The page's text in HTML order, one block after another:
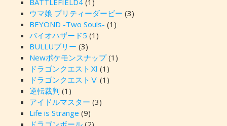
BATTLEFIELD4(1)
ウマ娘 プリティーダービー (3)
BEYOND -Two Souls- (1)
バイオハザード5 (1)
BULLUブリー (3)
Newポケモンスナップ(1)
ドラゴンクエストⅪ (1)
ドラゴンクエストⅤ (1)
逆転裁判 (1)
アイドルマスター (3)
Life is Strange (9)